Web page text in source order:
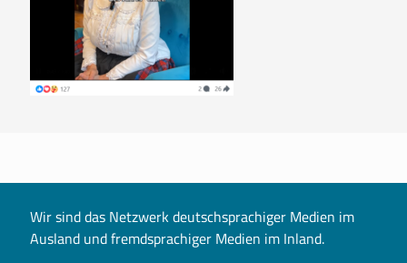
Wir sind das Netzwerk deutschsprachiger Medien im
Ausland und fremdsprachiger Medien im Inland.